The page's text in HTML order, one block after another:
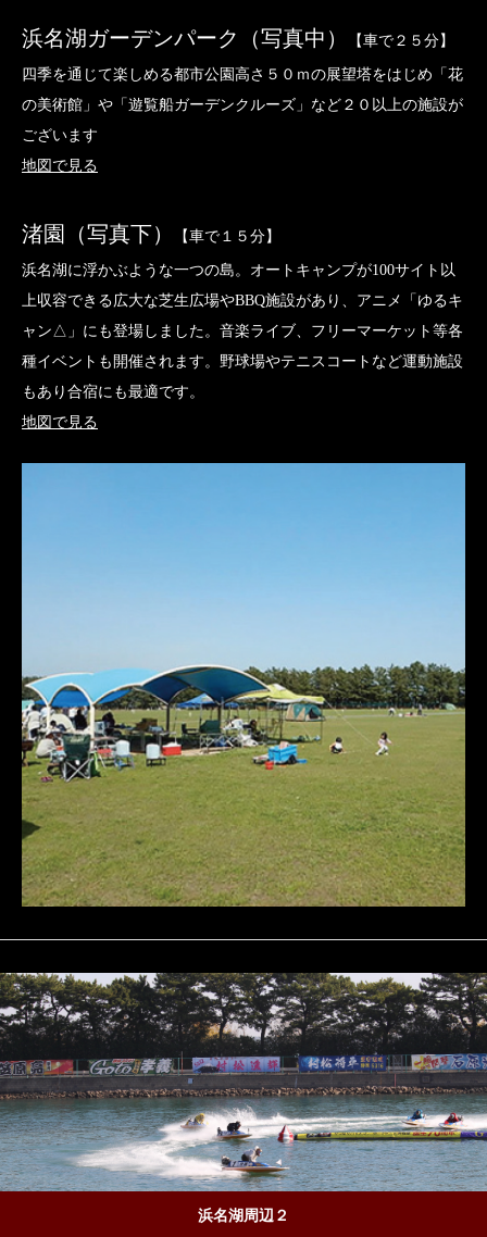
浜名湖ガーデンパーク（写真中） 【車で２５分】
四季を通じて楽しめる都市公園高さ５０ｍの展望塔をはじめ「花
の美術館」や「遊覧船ガーデンクルーズ」など２０以上の施設が
ございます
地図で見る
渚園（写真下） 【車で１５分】
浜名湖に浮かぶような一つの島。オートキャンプが100サイト以
上収容できる広大な芝生広場やBBQ施設があり、アニメ「ゆるキ
ャン△」にも登場しました。音楽ライブ、フリーマーケット等各
種イベントも開催されます。野球場やテニスコートなど運動施設
もあり合宿にも最適です。
地図で見る
浜名湖周辺２